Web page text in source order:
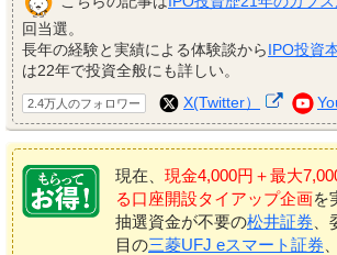
回当選。
長年の経験と実績による体験談からIPO投資
は22年で投資全般にも詳しい。
2.4万人のフォロワー X(Twitter）
現在、 現金4,000円＋最大
る口座開設タイアップ企画を
抽選資金が不要の松井証券
目の三菱UFJ eスマート証券